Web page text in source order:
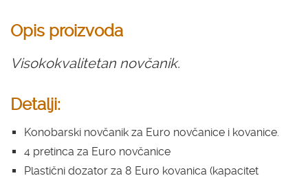
Opis proizvoda
Visokokvalitetan novčanik.
Detalji:
Konobarski novčanik za Euro novčanice i kovanice.
4 pretinca za Euro novčanice
Plastični dozator za 8 Euro kovanica (kapacitet